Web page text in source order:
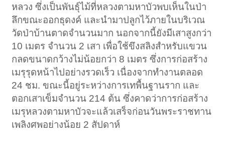
หลวง ซึ่งเป็นพันธุ์ไม้ที่หลวงตามหาบัวพบเห็นในป่า
ลึกขณะออกธุดงค์ และนำมาปลูกไว้ภายในบริเวณ
วัดป่าบ้านตาดจำนวนมาก นอกจากนี้ยังมีเสาสูงกว่า
10 เมตร จำนวน 2 เสา เพื่อใช้ขึงสลิงสำหรับแขวน
กลดขนาดกว้างไม่น้อยกว่า 8 เมตร ซึ่งการก่อสร้าง
เมรุรุดหน้าไปอย่างรวดเร็ว เนื่องจากทำงานตลอด
24 ชม. ขณะนี้อยู่ระหว่างการเทพื้นฐานราก และ
ตอกเสาเข็มจำนวน 214 ต้น ซึ่งคาดว่าการก่อสร้าง
เมรุหลวงตามหาบัวจะแล้วเสร็จก่อนวันพระราชทาน
เพลิงศพอย่างน้อย 2 สัปดาห์